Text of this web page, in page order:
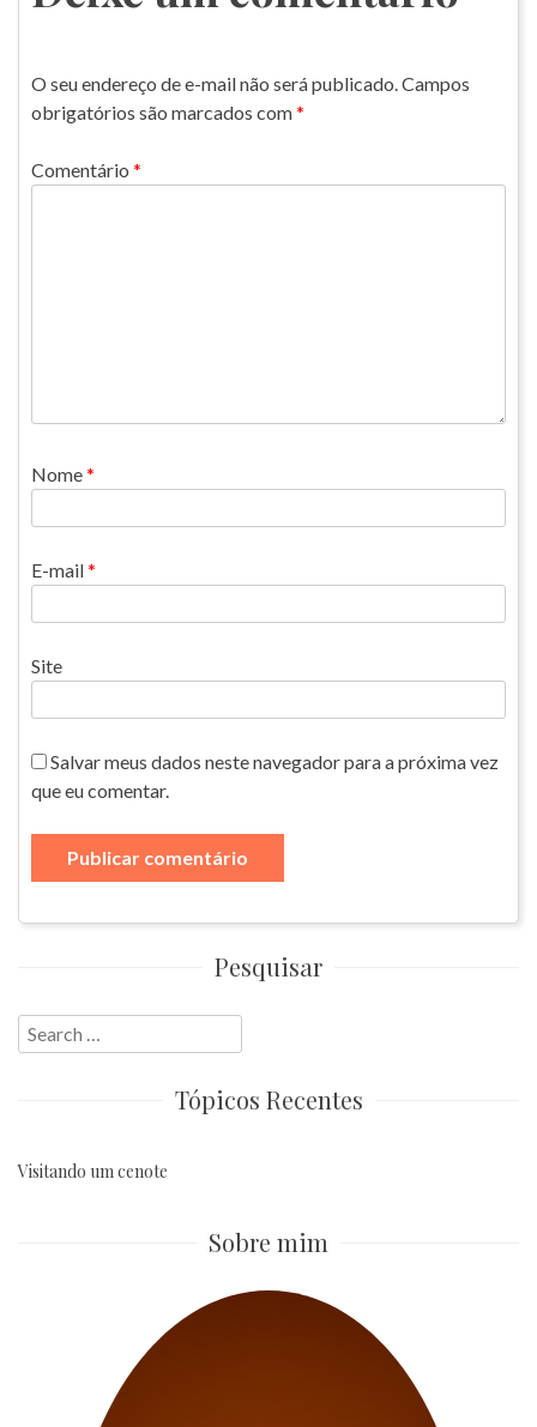
O seu endereço de e-mail não será publicado.Campos
obrigatórios são marcados com*
Comentário *
Nome*
E-mail*
Site
Salvar meus dados neste navegador para a próxima vez
que eu comentar.
Pesquisar
Search
for:
Tópicos Recentes
Visitando um cenote
Sobre mim